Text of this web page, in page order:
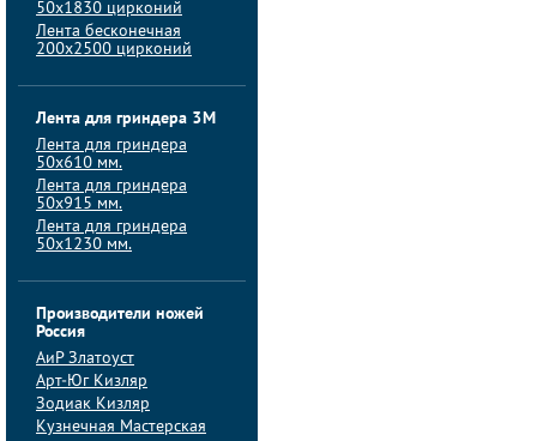
50x1830 цирконий
Лента бесконечная
200х2500 цирконий
Лента для гриндера 3M
Лента для гриндера
50x610 мм.
Лента для гриндера
50x915 мм.
Лента для гриндера
50x1230 мм.
Производители ножей
Россия
АиP Златоуст
Арт-Юг Кизляр
Зодиак Кизляр
Кузнечная Мастерская